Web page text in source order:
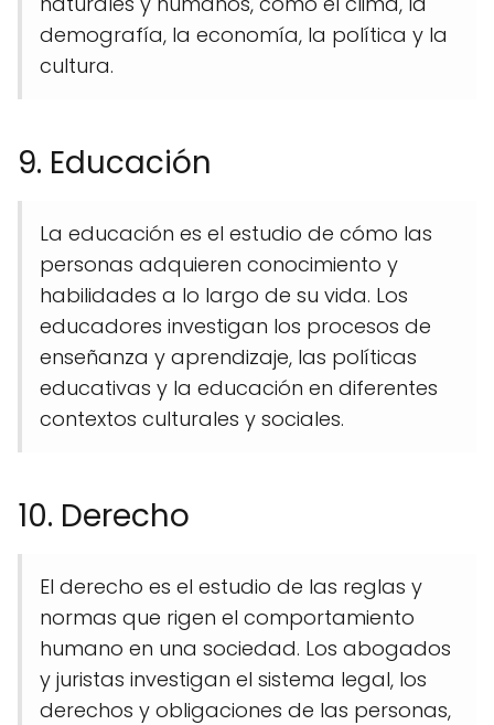
demografía, la economía, la política y la
cultura.
9. Educación
La educación es el estudio de cómo las
personas adquieren conocimiento y
habilidades a lo largo de su vida. Los
educadores investigan los procesos de
enseñanza y aprendizaje, las políticas
educativas y la educación en diferentes
contextos culturales y sociales.
10. Derecho
El derecho es el estudio de las reglas y
normas que rigen el comportamiento
humano en una sociedad. Los abogados
y juristas investigan el sistema legal, los
derechos y obligaciones de las personas,